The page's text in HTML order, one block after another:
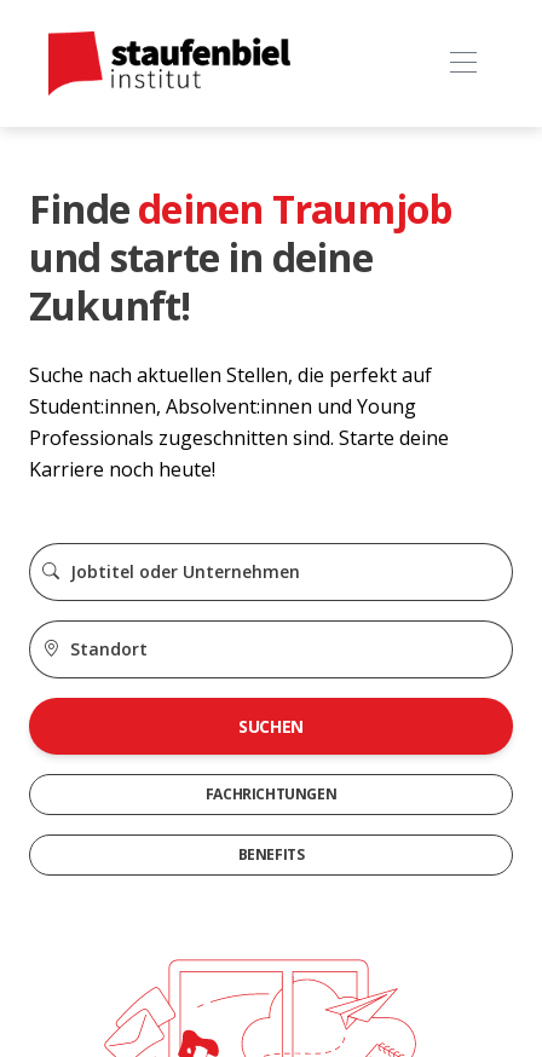
Findedeinen Traumjob
und starte in deine
Zukunft!
Suche nach aktuellen Stellen, die perfekt auf
Student:innen, Absolvent:innen und Young
Professionals zugeschnitten sind. Starte deine
Karriere noch heute!
SUCHEN
FACHRICHTUNGEN
BENEFITS